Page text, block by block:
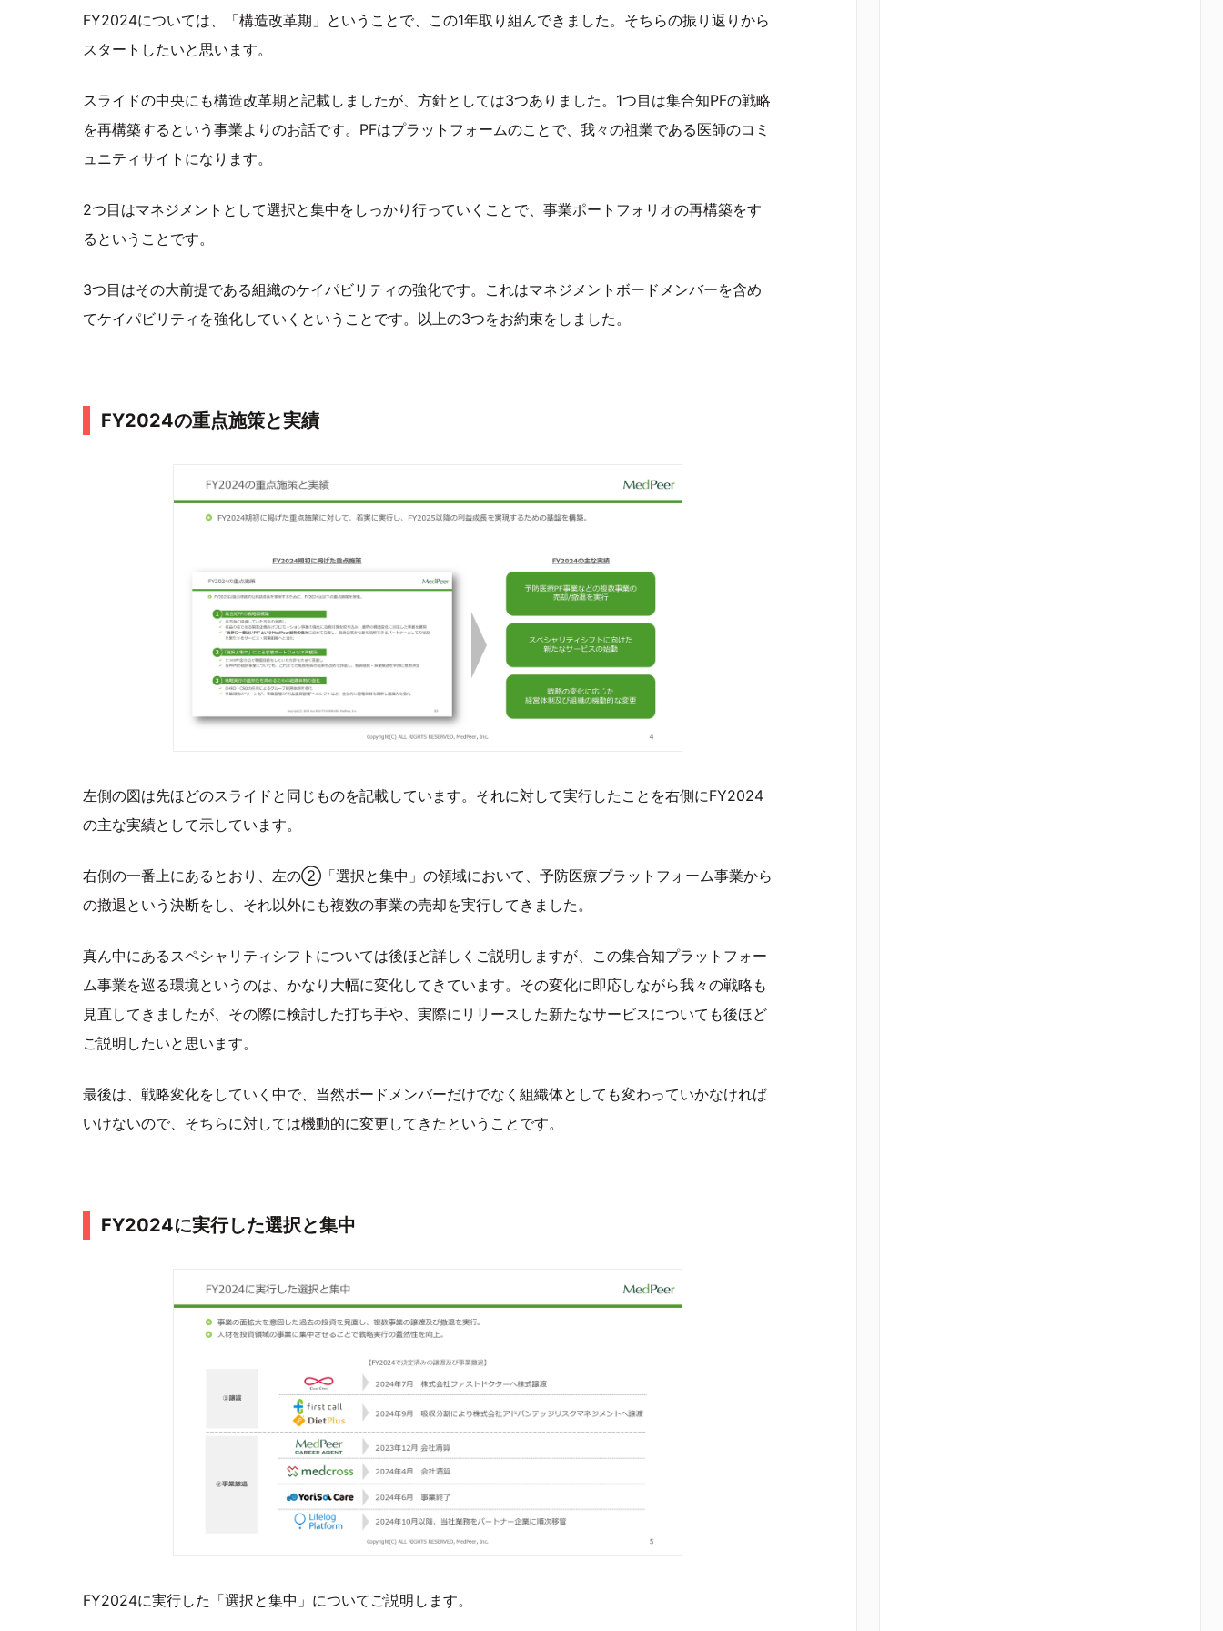
FY2024については、「構造改革期」ということで、この1年取り組んできました。そちらの振り返りから
スタートしたいと思います。
スライドの中央にも構造改革期と記載しましたが、方針としては3つありました。1つ目は集合知PFの戦略
を再構築するという事業よりのお話です。PFはプラットフォームのことで、我々の祖業である医師のコミ
ュニティサイトになります。
2つ目はマネジメントとして選択と集中をしっかり行っていくことで、事業ポートフォリオの再構築をす
るということです。
3つ目はその大前提である組織のケイパビリティの強化です。これはマネジメントボードメンバーを含め
てケイパビリティを強化していくということです。以上の3つをお約束をしました。
FY2024の重点施策と実績
左側の図は先ほどのスライドと同じものを記載しています。それに対して実行したことを右側にFY2024
の主な実績として示しています。
右側の一番上にあるとおり、左の②「選択と集中」の領域において、予防医療プラットフォーム事業から
の撤退という決断をし、それ以外にも複数の事業の売却を実行してきました。
真ん中にあるスペシャリティシフトについては後ほど詳しくご説明しますが、この集合知プラットフォー
ム事業を巡る環境というのは、かなり大幅に変化してきています。その変化に即応しながら我々の戦略も
見直してきましたが、その際に検討した打ち手や、実際にリリースした新たなサービスについても後ほど
ご説明したいと思います。
最後は、戦略変化をしていく中で、当然ボードメンバーだけでなく組織体としても変わっていかなければ
いけないので、そちらに対しては機動的に変更してきたということです。
FY2024に実行した選択と集中
FY2024に実行した「選択と集中」についてご説明します。